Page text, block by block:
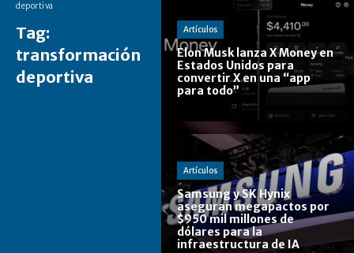
deportiva
Tag:
transformación
deportiva
Artículos
Elon Musk lanza X Money en
Estados Unidos para
convertir X en una “app
para todo”
Artículos
Samsung y SK Hynix
aseguran megapactos por
$950 mil millones de
dólares para la
infraestructura de IA